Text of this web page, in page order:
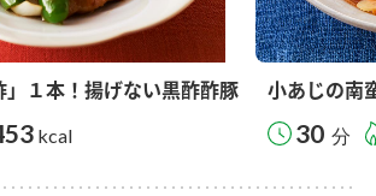
」１本！揚げない黒酢酢豚
kcal
小あじの南
30 分